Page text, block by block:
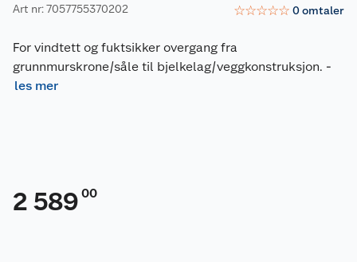
Art nr: 7057755370202 ☆☆☆☆☆ 0omtaler
For vindtett og fuktsikker overgang fra
grunnmurskrone/såle til bjelkelag/veggkonstruksjon. -
les mer
2 589 00